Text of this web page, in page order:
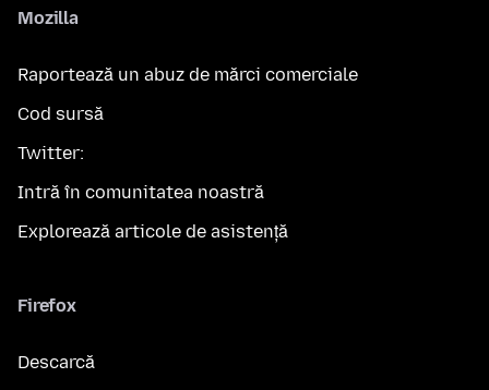
Mozilla
Raportează un abuz de mărci comerciale
Cod sursă
Twitter:
Intră în comunitatea noastră
Explorează articole de asistență
Firefox
Descarcă